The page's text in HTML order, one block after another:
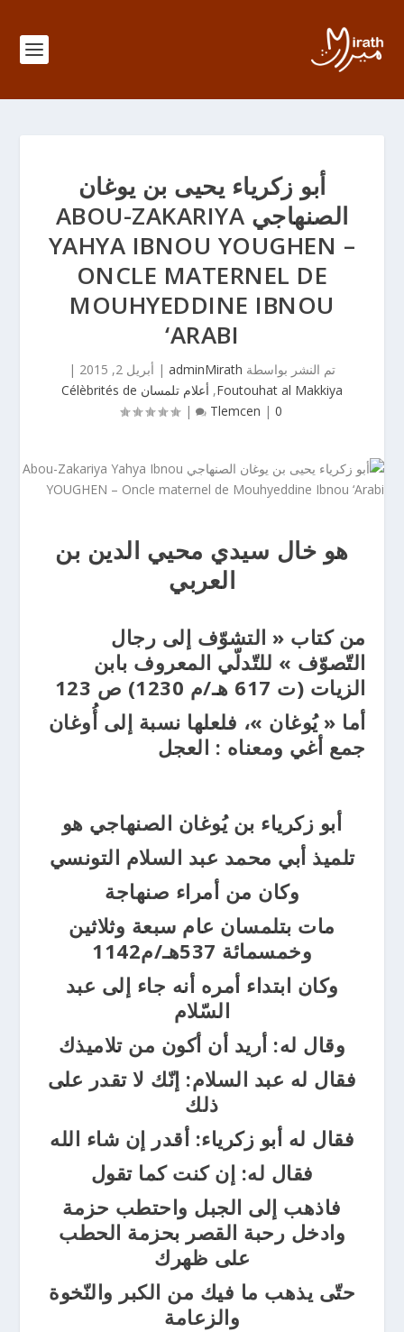
أبو زكرياء يحيى بن يوغان
الصنهاجي ABOU-ZAKARIYA
YAHYA IBNOU YOUGHEN –
ONCLE MATERNEL DE
MOUHYEDDINE IBNOU
‘ARABI
تم النشر بواسطة adminMirath
| أبريل 2, 2015
|
Foutouhat al Makkiya
,
أعلام تلمسان Célèbrités de
Tlemcen | 0
|
هو خال سيدي محيي الدين بن
العربي
من كتاب « التشوّف إلى رجال
التّصوّف » للتّدلّي المعروف بابن
الزيات (ت 617 هـ/م 1230) ص 123
أما « يُوغان »، فلعلها نسبة إلى أُوغان
جمع أغي ومعناه : العجل
أبو زكرياء بن يُوغان الصنهاجي هو
تلميذ أبي محمد عبد السلام التونسي
وكان من أمراء صنهاجة
مات بتلمسان عام سبعة وثلاثين
وخمسمائة 537هـ/م1142
وكان ابتداء أمره أنه جاء إلى عبد
السّلام
وقال له: أريد أن أكون من تلاميذك
فقال له عبد السلام: إنّك لا تقدر على
ذلك
فقال له أبو زكرياء: أقدر إن شاء الله
فقال له: إن كنت كما تقول
فاذهب إلى الجبل واحتطب حزمة
وادخل رحبة القصر بحزمة الحطب
على ظهرك
حتّى يذهب ما فيك من الكبر والنّخوة
والزعامة